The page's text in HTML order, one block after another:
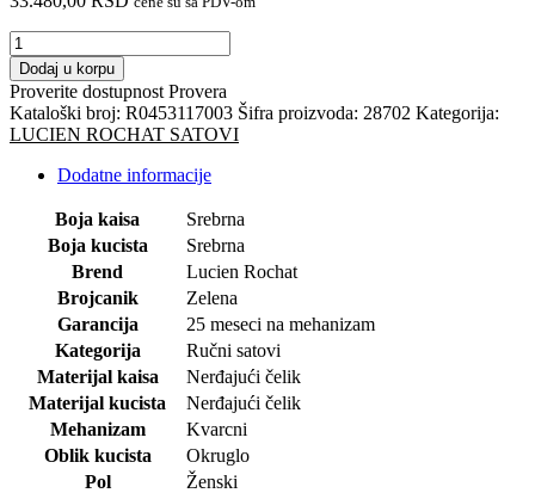
LUCIEN
ROCHAT
RUČNI
SAT-
Leman.Gent.3h
količina
Dodaj u korpu
Proverite dostupnost Provera
Kataloški broj: R0453117003 Šifra proizvoda: 28702 Kategorija:
LUCIEN ROCHAT SATOVI
Dodatne informacije
Boja kaisa
Srebrna
Boja kucista
Srebrna
Brend
Lucien Rochat
Brojcanik
Zelena
Garancija
25 meseci na mehanizam
Kategorija
Ručni satovi
Materijal kaisa
Nerđajući čelik
Materijal kucista
Nerđajući čelik
Mehanizam
Kvarcni
Oblik kucista
Okruglo
Pol
Ženski